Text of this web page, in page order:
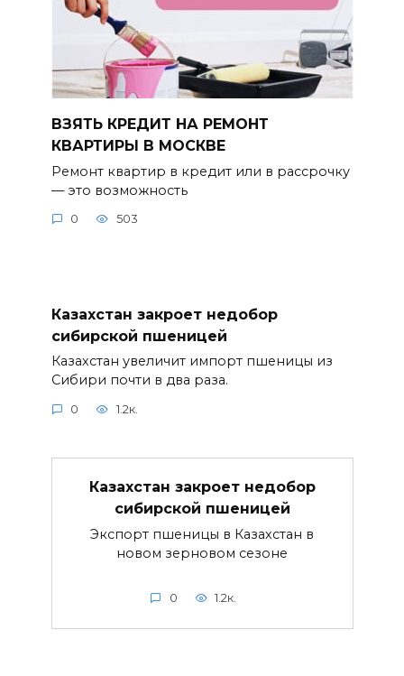
ВЗЯТЬ КРЕДИТ НА РЕМОНТ
КВАРТИРЫ В МОСКВЕ
Ремонт квартир в кредит или в рассрочку
— это возможность
0 503
Казахстан закроет недобор
сибирской пшеницей
Казахстан увеличит импорт пшеницы из
Сибири почти в два раза.
0 1.2к.
Казахстан закроет недобор
сибирской пшеницей
Экспорт пшеницы в Казахстан в
новом зерновом сезоне
0 1.2к.